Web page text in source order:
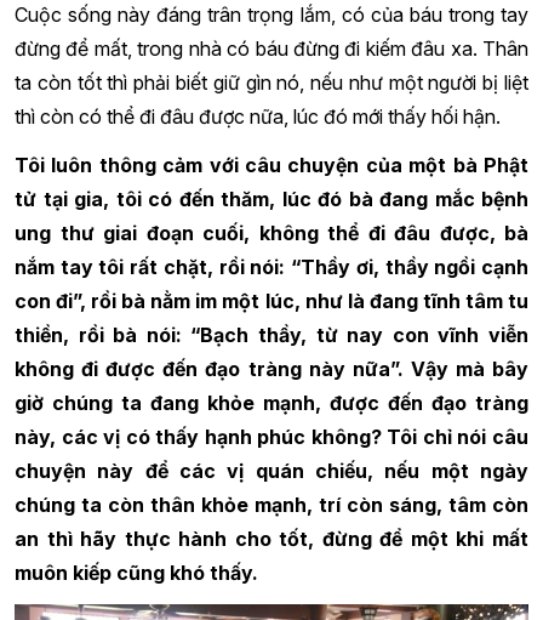
Cuộc sống này đáng trân trọng lắm, có của báu trong tay
đừng để mất, trong nhà có báu đừng đi kiếm đâu xa. Thân
ta còn tốt thì phải biết giữ gìn nó, nếu như một người bị liệt
thì còn có thể đi đâu được nữa, lúc đó mới thấy hối hận.
Tôi luôn thông cảm với câu chuyện của một bà Phật
tử tại gia, tôi có đến thăm, lúc đó bà đang mắc bệnh
ung thư giai đoạn cuối, không thể đi đâu được, bà
nắm tay tôi rất chặt, rồi nói: “Thầy ơi, thầy ngồi cạnh
con đi”, rồi bà nằm im một lúc, như là đang tĩnh tâm tu
thiền, rồi bà nói: “Bạch thầy, từ nay con vĩnh viễn
không đi được đến đạo tràng này nữa”. Vậy mà bây
giờ chúng ta đang khỏe mạnh, được đến đạo tràng
này, các vị có thấy hạnh phúc không? Tôi chỉ nói câu
chuyện này để các vị quán chiếu, nếu một ngày
chúng ta còn thân khỏe mạnh, trí còn sáng, tâm còn
an thì hãy thực hành cho tốt, đừng để một khi mất
muôn kiếp cũng khó thấy.